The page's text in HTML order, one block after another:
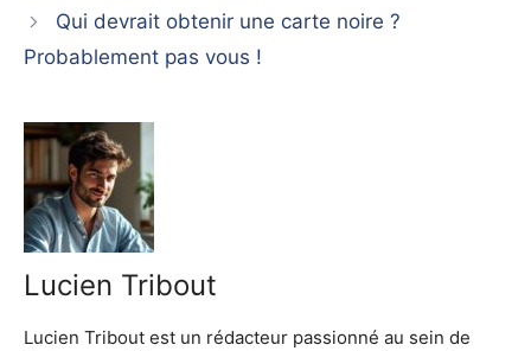
Qui devrait obtenir une carte noire ?
Probablement pas vous !
Lucien Tribout
Lucien Tribout est un rédacteur passionné au sein de